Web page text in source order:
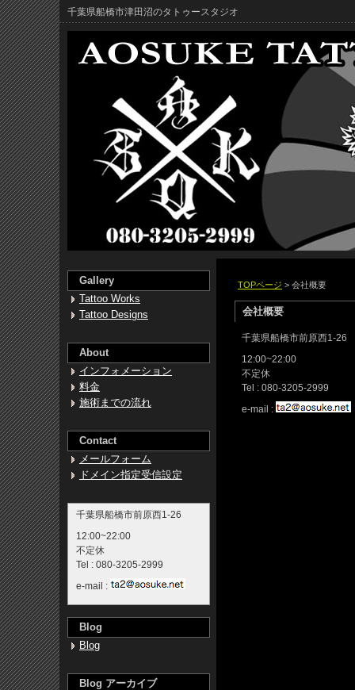
千葉県船橋市津田沼のタトゥースタジオ
TOPページ > 会社概要
会社概要
千葉県船橋市前原西1-26
12:00~22:00
不定休
Tel : 080-3205-2999
e-mail :
Gallery
Tattoo Works
Tattoo Designs
About
インフォメーション
料金
施術までの流れ
Contact
メールフォーム
ドメイン指定受信設定
千葉県船橋市前原西1-26
12:00~22:00
不定休
Tel : 080-3205-2999
e-mail :
Blog
Blog
Blog アーカイブ